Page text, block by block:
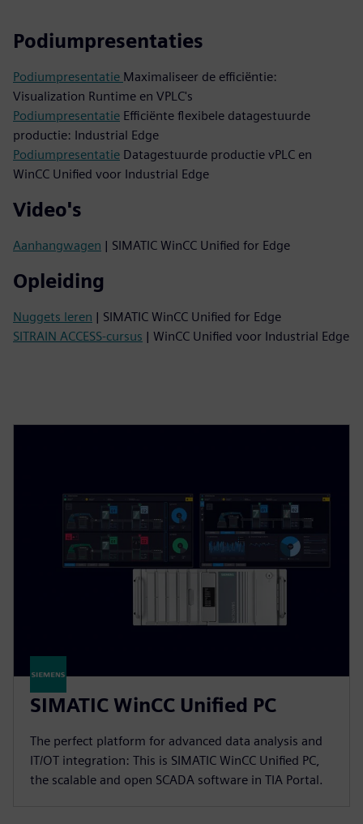
Podiumpresentaties
Podiumpresentatie Maximaliseer de efficiëntie:
Visualization Runtime en VPLC's
Podiumpresentatie Efficiënte flexibele datagestuurde
productie: Industrial Edge
Podiumpresentatie Datagestuurde productie vPLC en
WinCC Unified voor Industrial Edge
Video's
Aanhangwagen | SIMATIC WinCC Unified for Edge
Opleiding
Nuggets leren | SIMATIC WinCC Unified for Edge
SITRAIN ACCESS-cursus | WinCC Unified voor Industrial Edge
SIMATIC WinCC Unified PC
The perfect platform for advanced data analysis and
IT/OT integration: This is SIMATIC WinCC Unified PC,
the scalable and open SCADA software in TIA Portal.